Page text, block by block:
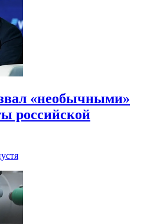
«необычными»
российской